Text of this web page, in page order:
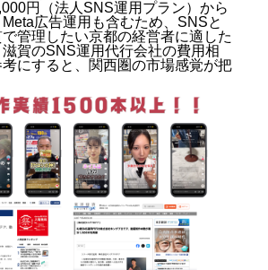
円（法人SNS運用プラン）から
広告運用も含むため、SNSと
管理したい京都の経営者に適した
滋賀のSNS運用代行会社の費用相
考にすると、関西圏の市場感覚が把